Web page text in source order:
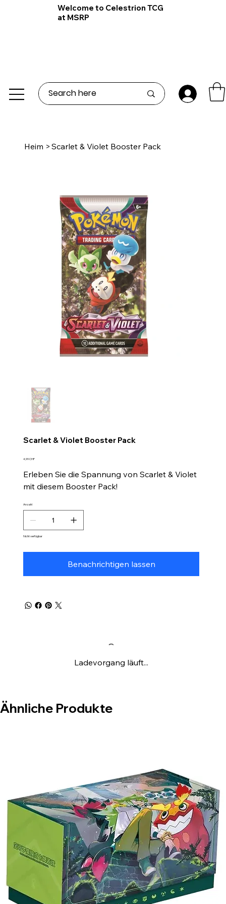
Welcome to Celestrion TCG
at MSRP
Heim > Scarlet & Violet Booster Pack
Scarlet & Violet Booster Pack
Preis
4,99 CHF
Erleben Sie die Spannung von Scarlet & Violet
mit diesem Booster Pack!
Anzahl
Nicht verfügbar
Benachrichtigen lassen
Ladevorgang läuft...
Ähnliche Produkte